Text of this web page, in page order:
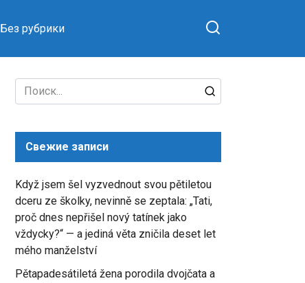
Без рубрики
Search
for:
Свежие записи
Když jsem šel vyzvednout svou pětiletou
dceru ze školky, nevinně se zeptala: „Tati,
proč dnes nepřišel nový tatínek jako
vždycky?“ — a jediná věta zničila deset let
mého manželství
Pětapadesátiletá žena porodila dvojčata a